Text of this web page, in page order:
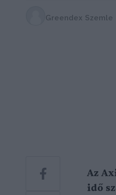
Greendex Szemle
Az
idő